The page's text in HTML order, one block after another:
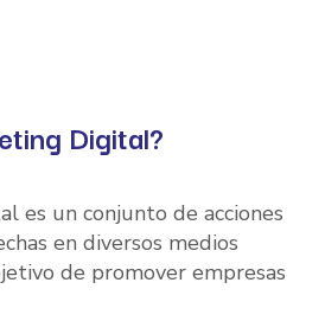
Digital?
es un conjunto de acciones
en diversos medios
de promover empresas